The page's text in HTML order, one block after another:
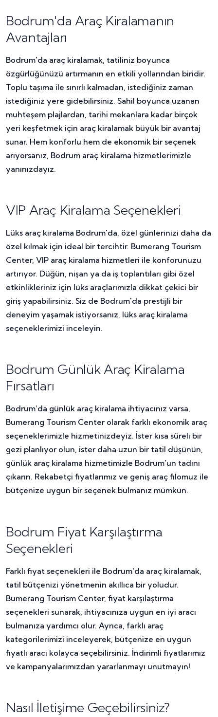
Bodrum'da Araç Kiralamanın
Avantajları
Bodrum'da araç kiralamak, tatiliniz boyunca
özgürlüğünüzü artırmanın en etkili yollarından biridir.
Toplu taşıma ile sınırlı kalmadan, istediğiniz zaman
istediğiniz yere gidebilirsiniz. Sahil boyunca uzanan
muhteşem plajlardan, tarihi mekanlara kadar birçok
yeri keşfetmek için araç kiralamak büyük bir avantaj
sunar. Hem konforlu hem de ekonomik bir seçenek
arıyorsanız, Bodrum araç kiralama hizmetlerimizle
yanınızdayız.
VIP Araç Kiralama Seçenekleri
Lüks araç kiralama Bodrum'da, özel günlerinizi daha da
özel kılmak için ideal bir tercihtir. Bumerang Tourism
Center, VIP araç kiralama hizmetleri ile konforunuzu
artırıyor. Düğün, nişan ya da iş toplantıları gibi özel
etkinlikleriniz için lüks araçlarımızla dikkat çekici bir
giriş yapabilirsiniz. Siz de Bodrum'da prestijli bir
deneyim yaşamak istiyorsanız, lüks araç kiralama
seçeneklerimizi inceleyin.
Bodrum Günlük Araç Kiralama
Fırsatları
Bodrum’da günlük araç kiralama ihtiyacınız varsa,
Bumerang Tourism Center olarak farklı ekonomik araç
seçeneklerimizle hizmetinizdeyiz. İster kısa süreli bir
gezi planlıyor olun, ister daha uzun bir tatil düşünün,
günlük araç kiralama hizmetimizle Bodrum'un tadını
çıkarın. Rekabetçi fiyatlarımız ve geniş araç filomuz ile
bütçenize uygun bir seçenek bulmanız mümkün.
Bodrum Fiyat Karşılaştırma
Seçenekleri
Farklı fiyat seçenekleri ile Bodrum'da araç kiralamak,
tatil bütçenizi yönetmenin akıllıca bir yoludur.
Bumerang Tourism Center, fiyat karşılaştırma
seçenekleri sunarak, ihtiyacınıza uygun en iyi aracı
bulmanıza yardımcı olur. Ayrıca, farklı araç
kategorilerimizi inceleyerek, bütçenize en uygun
fiyatlı aracı kolayca seçebilirsiniz. İndirimli fiyatlarımız
ve kampanyalarımızdan yararlanmayı unutmayın!
Nasıl İletişime Geçebilirsiniz?